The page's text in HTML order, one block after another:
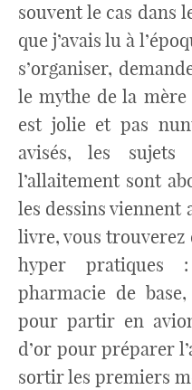
souvent le cas dans
que j’avais lu à
s’organiser,
le mythe de la
est jolie et pas
avisés, les sujets
l’allaitement sont
les dessins
livre, vous trouverez
hyper pratiques
pharmacie de
pour partir en
d’or pour préparer
sortir les premiers